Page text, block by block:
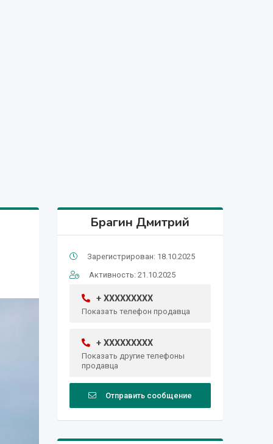
Брагин Дмитрий
Зарегистрирован: 18.10.2025
Активность: 21.10.2025
+ XXXXXXXXX
Показать телефон продавца
+ XXXXXXXXX
Показать другие телефоны
продавца
Отправить сообщение